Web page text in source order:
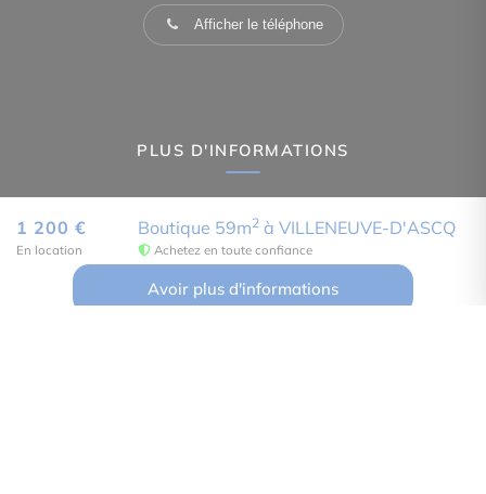
1 200 € Boutique 59m2 à VILLENEUVE-D'ASCQ
En location Achetez en toute confiance
Avoir plus d'informations
Afficher le téléphone
PLUS D'INFORMATIONS
Confiez-nous votre recherche
Estimation immobilière
Prix de l'immobilier à Tourcoing